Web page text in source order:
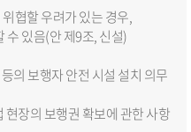
협할 우려가 있는 경우,
수 있음(안 제9조, 신설)
의 보행자 안전 시설 설치 의무
장의 보행권 확보에 관한 사항